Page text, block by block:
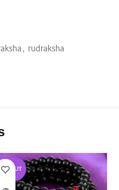
, rudraksha
OUT